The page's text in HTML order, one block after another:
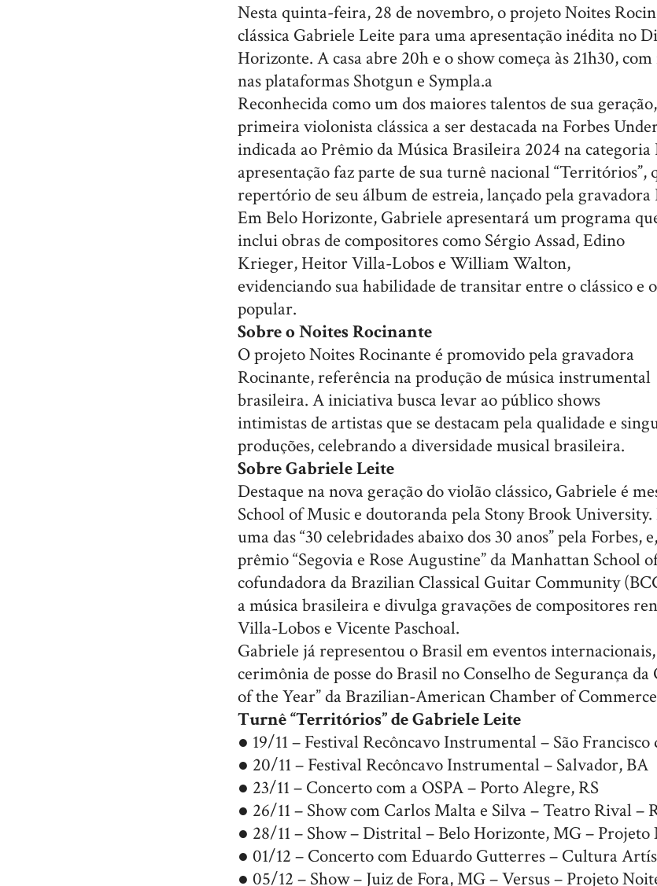
Nesta quinta-feira, 28 de novembro, o projeto Noites
clássica Gabriele Leite para uma apresentação inédita no
Horizonte. A casa abre 20h e o show começa às 21h30,
nas plataformas Shotgun e Sympla.a
Reconhecida como um dos maiores talentos de sua
primeira violonista clássica a ser destacada na Forbes
indicada ao Prêmio da Música Brasileira 2024 na categoria
apresentação faz parte de sua turnê nacional “Territórios”,
repertório de seu álbum de estreia, lançado pela gravadora
Em Belo Horizonte, Gabriele apresentará um programa
inclui obras de compositores como Sérgio Assad, Edino
Krieger, Heitor Villa-Lobos e William Walton,
evidenciando sua habilidade de transitar entre o clássico e o
popular.
Sobre o Noites Rocinante
O projeto Noites Rocinante é promovido pela gravadora
Rocinante, referência na produção de música instrumental
brasileira. A iniciativa busca levar ao público shows
intimistas de artistas que se destacam pela qualidade e
produções, celebrando a diversidade musical brasileira.
Sobre Gabriele Leite
Destaque na nova geração do violão clássico, Gabriele é
School of Music e doutoranda pela Stony Brook
uma das “30 celebridades abaixo dos 30 anos” pela Forbes,
prêmio “Segovia e Rose Augustine” da Manhattan School
cofundadora da Brazilian Classical Guitar Community
a música brasileira e divulga gravações de compositores
Villa-Lobos e Vicente Paschoal.
Gabriele já representou o Brasil em eventos
cerimônia de posse do Brasil no Conselho de Segurança da
of the Year” da Brazilian-American Chamber of
Turnê “Territórios” de Gabriele Leite
● 19/11 – Festival Recôncavo Instrumental – São Francisco
● 20/11 – Festival Recôncavo Instrumental – Salvador, BA
● 23/11 – Concerto com a OSPA – Porto Alegre, RS
● 26/11 – Show com Carlos Malta e Silva – Teatro Rival –
● 28/11 – Show – Distrital – Belo Horizonte, MG – Projeto
● 01/12 – Concerto com Eduardo Gutterres – Cultura
● 05/12 – Show – Juiz de Fora, MG – Versus – Projeto